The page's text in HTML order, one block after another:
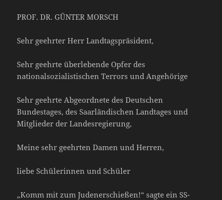
PROF. DR. GÜNTER MORSCH
Sehr geehrter Herr Landtagspräsident,
Sehr geehrte überlebende Opfer des
nationalsozialistischen Terrors und Angehörige
Sehr geehrte Abgeordnete des Deutschen
Bundestages, des Saarländischen Landtages und
Mitglieder der Landesregierung,
Meine sehr geehrten Damen und Herren,
liebe Schülerinnen und Schüler
„Komm mit zum Judenerschießen!“ sagte ein SS-